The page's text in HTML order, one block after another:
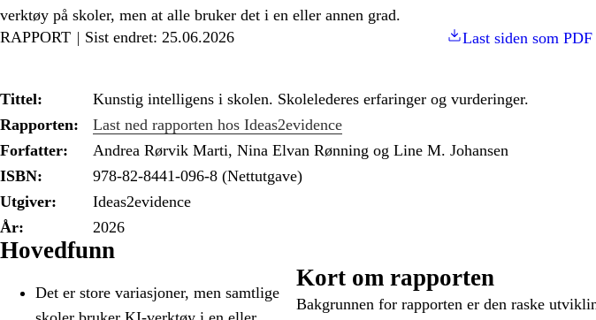
verktøy på skoler, men at alle bruker det i en eller annen grad.
RAPPORT
Sist endret: 25.06.2026 Last siden som PDF
Tittel:
Kunstig intelligens i skolen. Skolelederes erfaringer og vurderinger.
Rapporten:
Last ned rapporten hos Ideas2evidence
Forfatter:
Andrea Rørvik Marti, Nina Elvan Rønning og Line M. Johansen
ISBN:
978-82-8441-096-8 (Nettutgave)
Utgiver:
Ideas2evidence
År:
2026
Hovedfunn
Kort om rapporten
Bakgrunnen for rapporten er den raske
Det er store variasjoner, men samtlige